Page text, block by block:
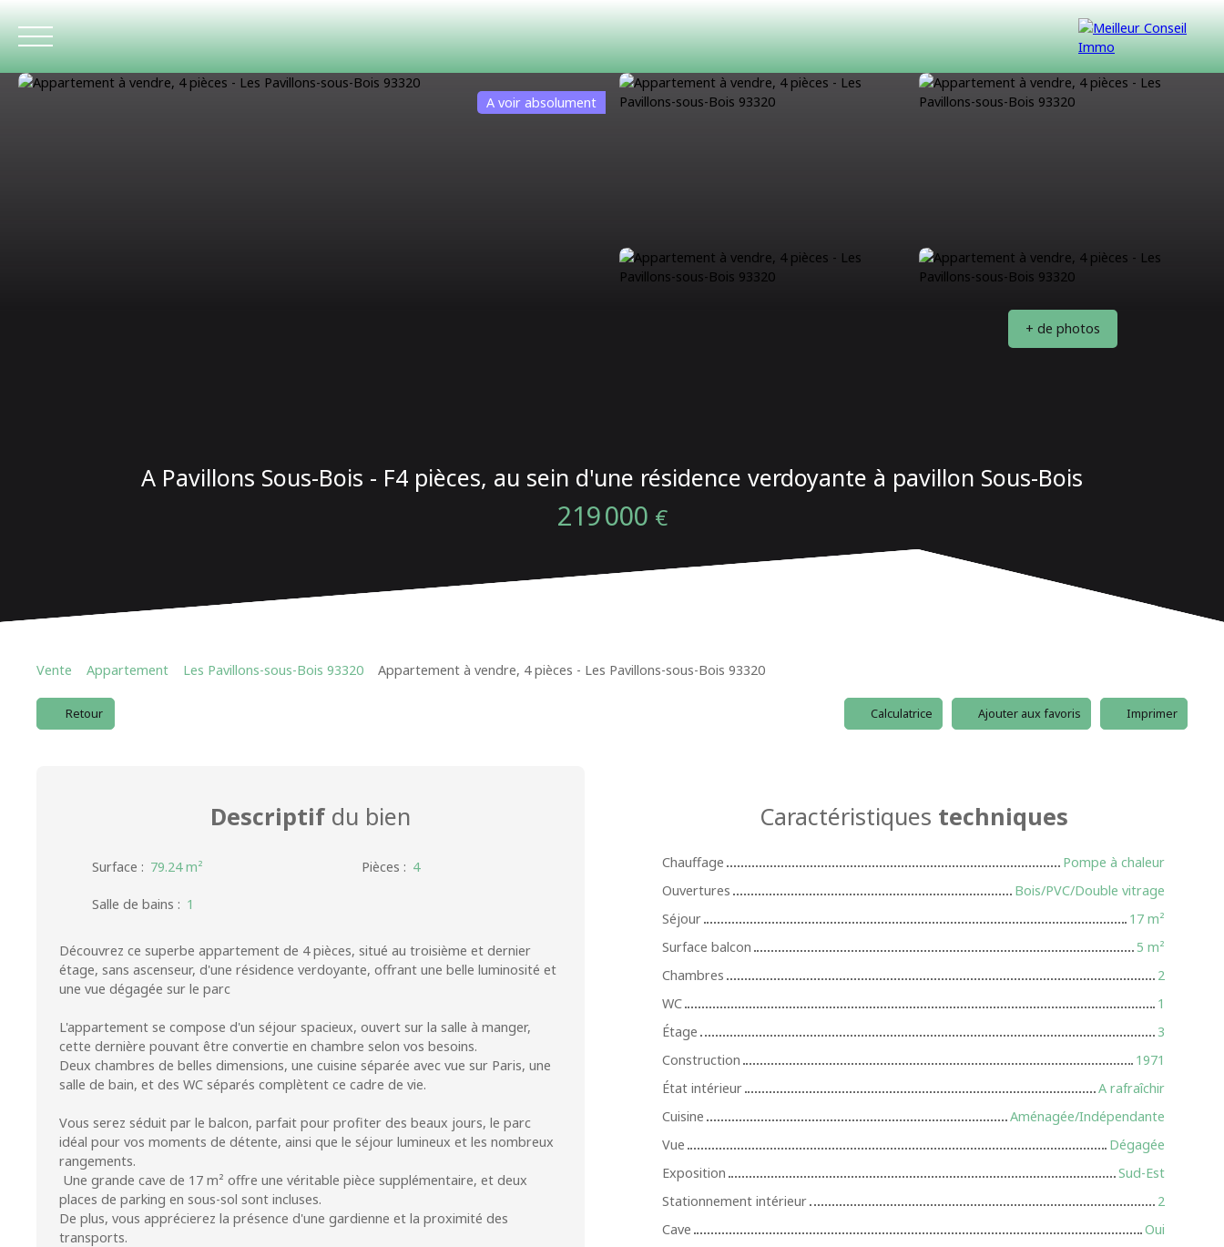
A voir absolument
+ de photos
A Pavillons Sous-Bois - F4 pièces, au sein d'une résidence verdoyante à pavillon Sous-Bois
219 000 €
Vente Appartement Les Pavillons-sous-Bois 93320 Appartement à vendre, 4 pièces - Les Pavillons-sous-Bois 93320
Retour Calculatrice Ajouter aux favoris Imprimer
Descriptif du bien
Surface : 79.24m² Pièces : 4
Salle de bains : 1
Découvrez ce superbe appartement de 4 pièces, situé au troisième et dernier
étage, sans ascenseur, d'une résidence verdoyante, offrant une belle luminosité et
une vue dégagée sur le parc
L'appartement se compose d'un séjour spacieux, ouvert sur la salle à manger,
cette dernière pouvant être convertie en chambre selon vos besoins.
Deux chambres de belles dimensions, une cuisine séparée avec vue sur Paris, une
salle de bain, et des WC séparés complètent ce cadre de vie.
Vous serez séduit par le balcon, parfait pour profiter des beaux jours, le parc
idéal pour vos moments de détente, ainsi que le séjour lumineux et les nombreux
rangements.
Une grande cave de 17 m² offre une véritable pièce supplémentaire, et deux
places de parking en sous-sol sont incluses.
De plus, vous apprécierez la présence d'une gardienne et la proximité des
transports.
Caractéristiques techniques
Chauffage
Pompe à chaleur
Ouvertures
Bois/PVC/Double vitrage
Séjour
17 m²
Surface balcon
5 m²
Chambres
2
WC
1
Étage
3
Construction
1971
État intérieur
A rafraîchir
Cuisine
Aménagée/Indépendante
Vue
Dégagée
Exposition
Sud-Est
Stationnement intérieur
2
Cave
Oui